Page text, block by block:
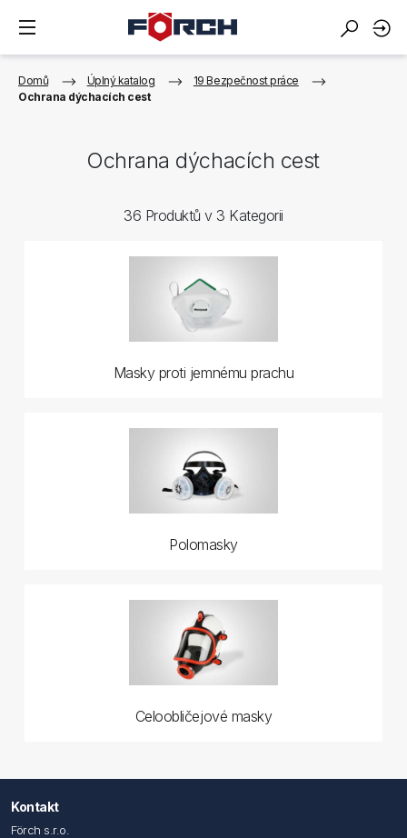
Domů Úplný katalog
19 Bezpečnost práce
Ochrana dýchacích cest
Ochrana dýchacích cest
36 Produktů v 3 Kategorii
Masky proti jemnému prachu
Polomasky
Celoobličejové masky
Kontakt
Förch s.r.o.